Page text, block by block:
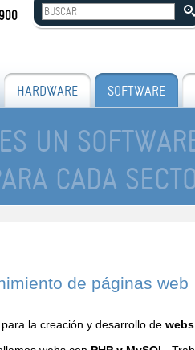
HARDWARE SOFTWARE
UN
CADA
de páginas web
para la creación y desarrollo de webs